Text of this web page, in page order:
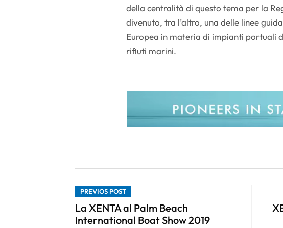
della centralità di questo tema per la
divenuto, tra l’altro, una delle linee
Europea in materia di impianti portuali
rifiuti marini.
PREVIOS POST
La XENTA al Palm Beach
International Boat Show 2019